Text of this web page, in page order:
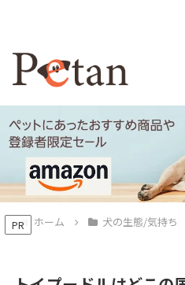
PR ホーム 犬の生態/気持ち